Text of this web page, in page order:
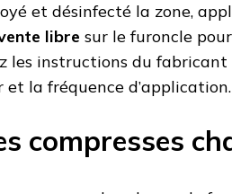
et désinfecté la zone,
libre sur le furoncle
les instructions du
la fréquence d’application.
compresses